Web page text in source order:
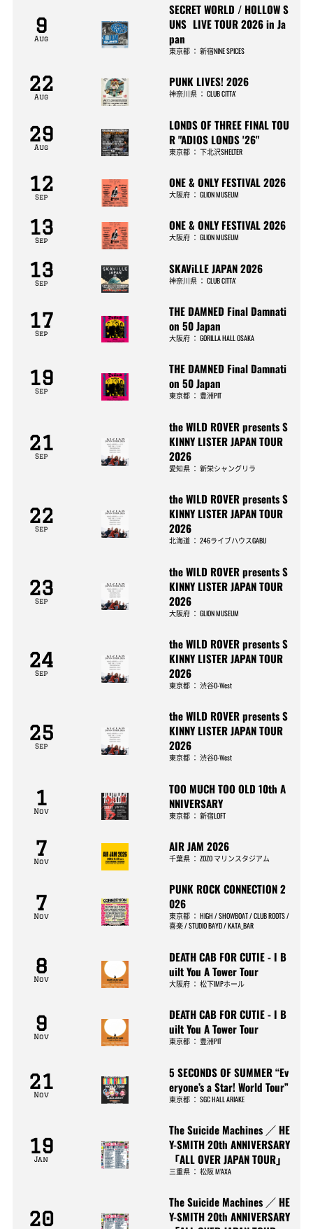
9
Aug
SECRET WORLD / HOLLOW S
UNS LIVE TOUR 2026 in Ja
pan
東京都 ：新宿NINE SPICES
22
Aug
PUNK LIVES! 2026
神奈川県 ：CLUB CITTA’
29
Aug
LONDS OF THREE FINAL TOU
R "ADIOS LONDS '26"
東京都 ：下北沢SHELTER
12
Sep
ONE & ONLY FESTIVAL 2026
大阪府 ：GLION MUSEUM
13
Sep
ONE & ONLY FESTIVAL 2026
大阪府 ：GLION MUSEUM
13
Sep
SKAViLLE JAPAN 2026
神奈川県 ：CLUB CITTA’
17
Sep
THE DAMNED Final Damnati
on 50 Japan
大阪府 ：GORILLA HALL OSAKA
19
Sep
THE DAMNED Final Damnati
on 50 Japan
東京都 ：豊洲PIT
21
Sep
the WILD ROVER presents S
KINNY LISTER JAPAN TOUR
2026
愛知県 ：新栄シャングリラ
22
Sep
the WILD ROVER presents S
KINNY LISTER JAPAN TOUR
2026
北海道 ：246ライブハウスGABU
23
Sep
the WILD ROVER presents S
KINNY LISTER JAPAN TOUR
2026
大阪府 ：GLION MUSEUM
24
Sep
the WILD ROVER presents S
KINNY LISTER JAPAN TOUR
2026
東京都 ：渋谷O-West
25
Sep
the WILD ROVER presents S
KINNY LISTER JAPAN TOUR
2026
東京都 ：渋谷O-West
1
Nov
TOO MUCH TOO OLD 10th A
NNIVERSARY
東京都 ：新宿LOFT
7
Nov
AIR JAM 2026
千葉県 ：ZOZO マリンスタジアム
7
Nov
PUNK ROCK CONNECTION 2
026
東京都 ：HIGH / SHOWBOAT / CLUB ROOTS /
喜楽 / STUDIO BAYD / KATA_BAR
8
Nov
DEATH CAB FOR CUTIE - I B
uilt You A Tower Tour
大阪府 ：松下IMPホール
9
Nov
DEATH CAB FOR CUTIE - I B
uilt You A Tower Tour
東京都 ：豊洲PIT
21
Nov
5 SECONDS OF SUMMER “Ev
eryone’s a Star! World Tour”
東京都 ：SGC HALL ARIAKE
19
Jan
The Suicide Machines ／ HE
Y-SMITH 20th ANNIVERSARY
「ALL OVER JAPAN TOUR」
三重県 ：松阪 M’AXA
20
The Suicide Machines ／ HE
Y-SMITH 20th ANNIVERSARY